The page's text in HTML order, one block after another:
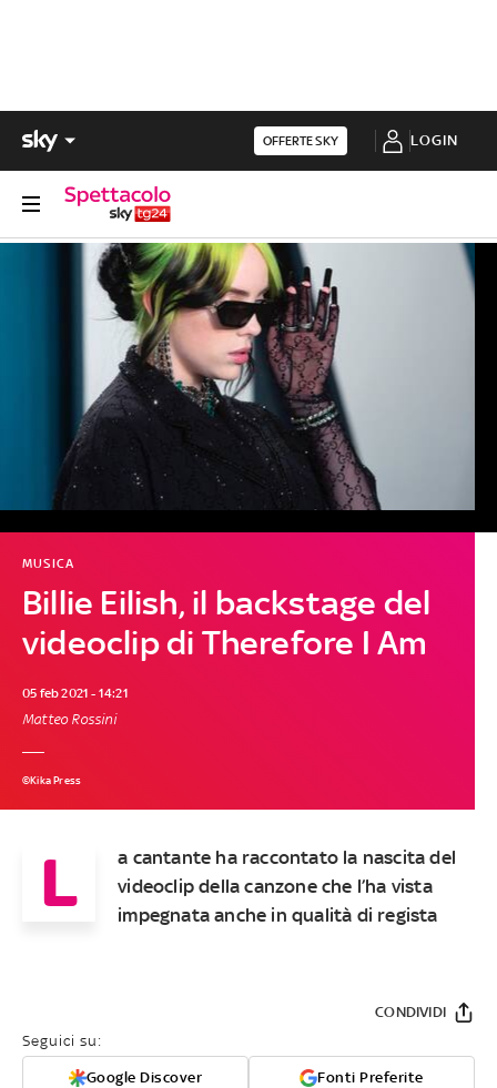
OFFERTE SKY LOGIN
Billie Eilish, il backstage del
videoclip di Therefore I Am
MUSICA
05 feb 2021 - 14:21
Matteo Rossini
©Kika Press
L
a cantante ha raccontato la nascita del
videoclip della canzone che l’ha vista
impegnata anche in qualità di regista
Seguici su:
Google Discover Fonti Preferite
CONDIVIDI